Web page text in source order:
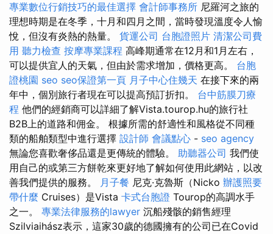
專業數位行銷技巧的最佳選擇 會計師事務所 尼羅河之旅的
理想時期是在冬季，十月和四月之間，當時發現溫度令人愉
悅，但沒有炎熱的熱量。 貨運公司 台胞證照片 清潔公司費
用 聽力檢查 按摩專業課程 高峰期通常在12月和1月左右，
可以提供宜人的天氣，但由於需求增加，價格更高。 台胞
證桃園 seo seo保證第一頁 月子中心住幾天 在接下來的兩
年中，個別旅行者現在可以提高預訂折扣。 台中筋膜刀療
程 他們的經銷商可以詳細了解Vista.tourop.hu的旅行社
B2B上的道路和佣金。 根據所需的舒適性和風格從不同種
類的船舶類型中進行選擇 設計師 會議點心 - seo agency
無論您喜歡奢侈品還是更傳統的體驗。 助聽器公司 我們使
用自己的或第三方餅乾來更好地了解如何使用此網站，以改
善我們提供的服務。 月子餐 尼克·克魯斯（Nicko 辦護照要
帶什麼 Cruises）是Vista 卡式台胞證 Tourop的高調水手
之一。 專業法律服務的lawyer 沉船殘骸的銷售經理
Szilviaihász表示，這家30歲的德國擁有的公司已在Covid